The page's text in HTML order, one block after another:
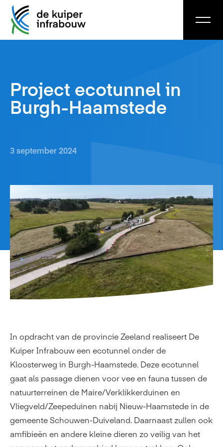
Project ecotunnel in
Burgh-Haamstede
3 september 2024
In opdracht van de provincie Zeeland realiseert De
Kuiper Infrabouw een ecotunnel onder de
Kloosterweg in Burgh-Haamstede. Deze ecotunnel
gaat als passage dienen voor vee en fauna tussen de
natuurterreinen de Maire/Verklikkerduinen en
Vliegveld/Zeepeduinen nabij Nieuw-Haamstede in de
gemeente Schouwen-Duiveland. Daarnaast zullen ook
amfibieën en andere kleine dieren zo veilig van het